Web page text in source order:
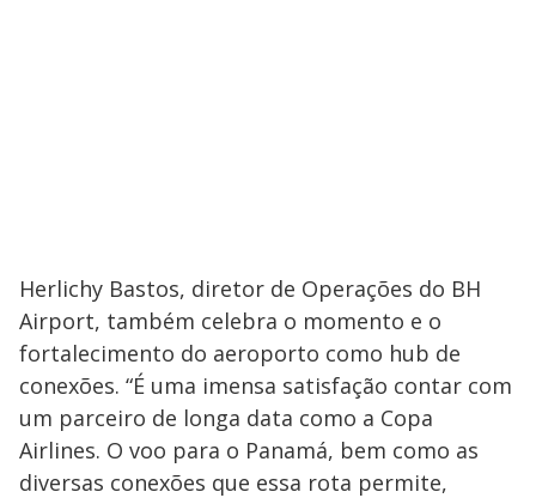
Herlichy Bastos, diretor de Operações do BH
Airport, também celebra o momento e o
fortalecimento do aeroporto como hub de
conexões. “É uma imensa satisfação contar com
um parceiro de longa data como a Copa
Airlines. O voo para o Panamá, bem como as
diversas conexões que essa rota permite,